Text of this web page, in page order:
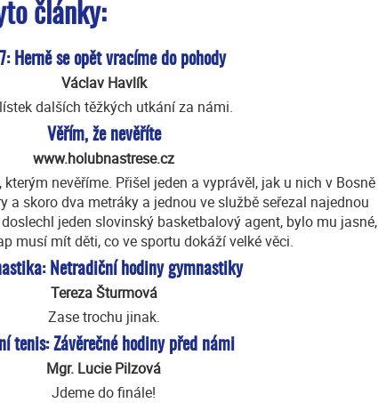
články:
Herně se opět vracíme do pohody
Václav Havlík
dalších těžkých utkání za námi.
Věřím, že nevěříte
www.holubnastrese.cz
nevěříme. Přišel jeden a vyprávěl, jak u nich v Bosně
a skoro dva metráky a jednou ve službě seřezal najednou
jeden slovinský basketbalový agent, bylo mu jasné,
musí mít děti, co ve sportu dokáží velké věci.
Netradiční hodiny gymnastiky
Tereza Šturmová
Zase trochu jinak.
tenis: Závěrečné hodiny před námi
Mgr. Lucie Pilzová
Jdeme do finále!